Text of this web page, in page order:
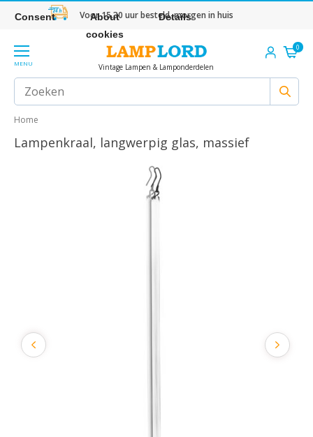
Voor 15.30 uur besteld, morgen in huis
MENU Vintage Lampen & Lamponderdelen
0
Home
Lampenkraal, langwerpig glas, massief
Consent
About
cookies
Details